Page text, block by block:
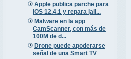
Apple publica parche para
iOS 12.4.1 y repara jail...
Malware en la app
CamScanner, con más de
100M de d...
Drone puede apoderarse
señal de una Smart TV